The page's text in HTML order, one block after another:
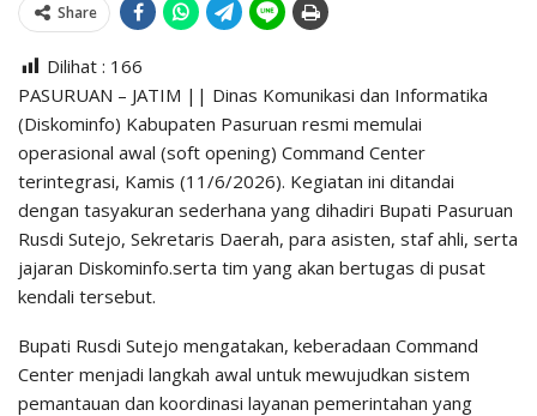
Share
Dilihat : 166
PASURUAN – JATIM || Dinas Komunikasi dan Informatika
(Diskominfo) Kabupaten Pasuruan resmi memulai
operasional awal (soft opening) Command Center
terintegrasi, Kamis (11/6/2026). Kegiatan ini ditandai
dengan tasyakuran sederhana yang dihadiri Bupati Pasuruan
Rusdi Sutejo, Sekretaris Daerah, para asisten, staf ahli, serta
jajaran Diskominfo.serta tim yang akan bertugas di pusat
kendali tersebut.
Bupati Rusdi Sutejo mengatakan, keberadaan Command
Center menjadi langkah awal untuk mewujudkan sistem
pemantauan dan koordinasi layanan pemerintahan yang